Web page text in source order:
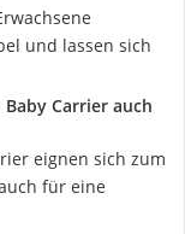
und lassen sich
Carrier auch
eignen sich zum
für eine